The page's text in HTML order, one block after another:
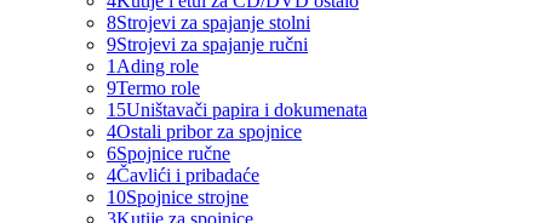
8Strojevi za spajanje stolni
9Strojevi za spajanje ručni
1 Ading role
9Termo role
15Uništavači papira i dokumenata
4Ostali pribor za spojnice
6Spojnice ručne
4Čavlići i pribadaće
10Spojnice strojne
3Kutije za spojnice